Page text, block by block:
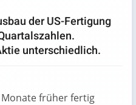
der US-Fertigung
unterschiedlich.
früher fertig